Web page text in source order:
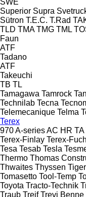
Superior Supra
Sütron T.E.C. T.Rad
TLD TMA TMG TML
Faun
ATF
Tadano
ATF
Takeuchi
TB TL
Tamagawa Tamrock
Technilab Tecna
Telemecanique Telma
Terex
970A-seriesAC HR TA
Terex-Finlay Terex-
Tesa Tesab Tesla
Thermo Thomas
Thwaites Thyssen
Tomasetto Tool-Temp
Toyota Tracto-Technik
Traub Treif Trevi Benne